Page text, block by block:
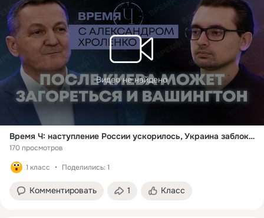
Видео не найдено
Время Ч: наступление России ускорилось, Украина заблокирована, НАТО отстает на 12 лет
170 просмотров
1 класс Поделились: 1
Комментировать 1 Класс